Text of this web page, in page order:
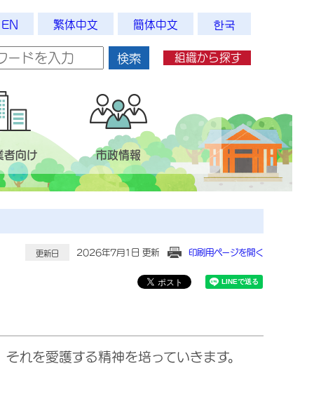
EN 繁体中文 簡体中文 한국
検索 組織から探す
者向け 市政情報
更新日 2026年7月1日 更新 印刷用ページを開く
れを愛護する精神を培っていきます。